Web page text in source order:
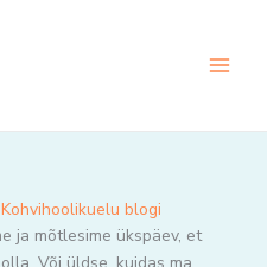
Kohvihoolikuelu blogi
ja mõtlesime ükspäev, et